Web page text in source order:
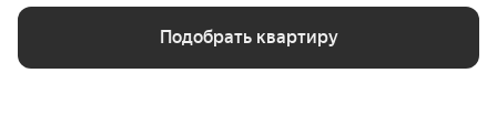
Подобрать квартиру